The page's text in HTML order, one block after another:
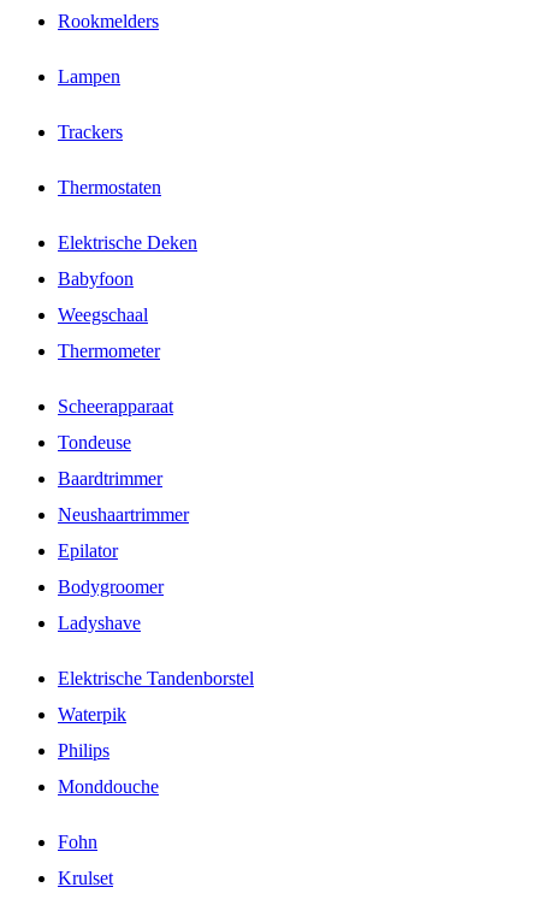
Rookmelders
Lampen
Trackers
Thermostaten
Elektrische Deken
Babyfoon
Weegschaal
Thermometer
Scheerapparaat
Tondeuse
Baardtrimmer
Neushaartrimmer
Epilator
Bodygroomer
Ladyshave
Elektrische Tandenborstel
Waterpik
Philips
Monddouche
Fohn
Krulset